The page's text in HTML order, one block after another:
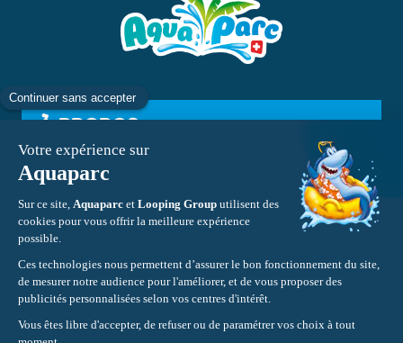
À PROPOS
INFORMATIONS
CONTACT
Mentions légales Protections des données